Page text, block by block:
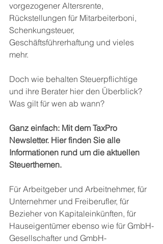
vorgezogener Altersrente,
Rückstellungen für Mitarbeiterboni,
Schenkungsteuer,
Geschäftsführerhaftung und vieles
mehr.
Doch wie behalten Steuerpflichtige
und ihre Berater hier den Überblick?
Was gilt für wen ab wann?
Ganz einfach: Mit dem TaxPro
Newsletter. Hier finden Sie alle
Informationen rund um die aktuellen
Steuerthemen.
Für Arbeitgeber und Arbeitnehmer, für
Unternehmer und Freiberufler, für
Bezieher von Kapitaleinkünften, für
Hauseigentümer ebenso wie für GmbH-
Gesellschafter und GmbH-